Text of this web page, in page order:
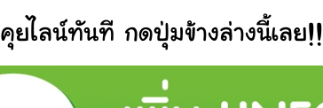
คุยไลน์ทันที กดปุ่มข้างล่างนี้เลย!!